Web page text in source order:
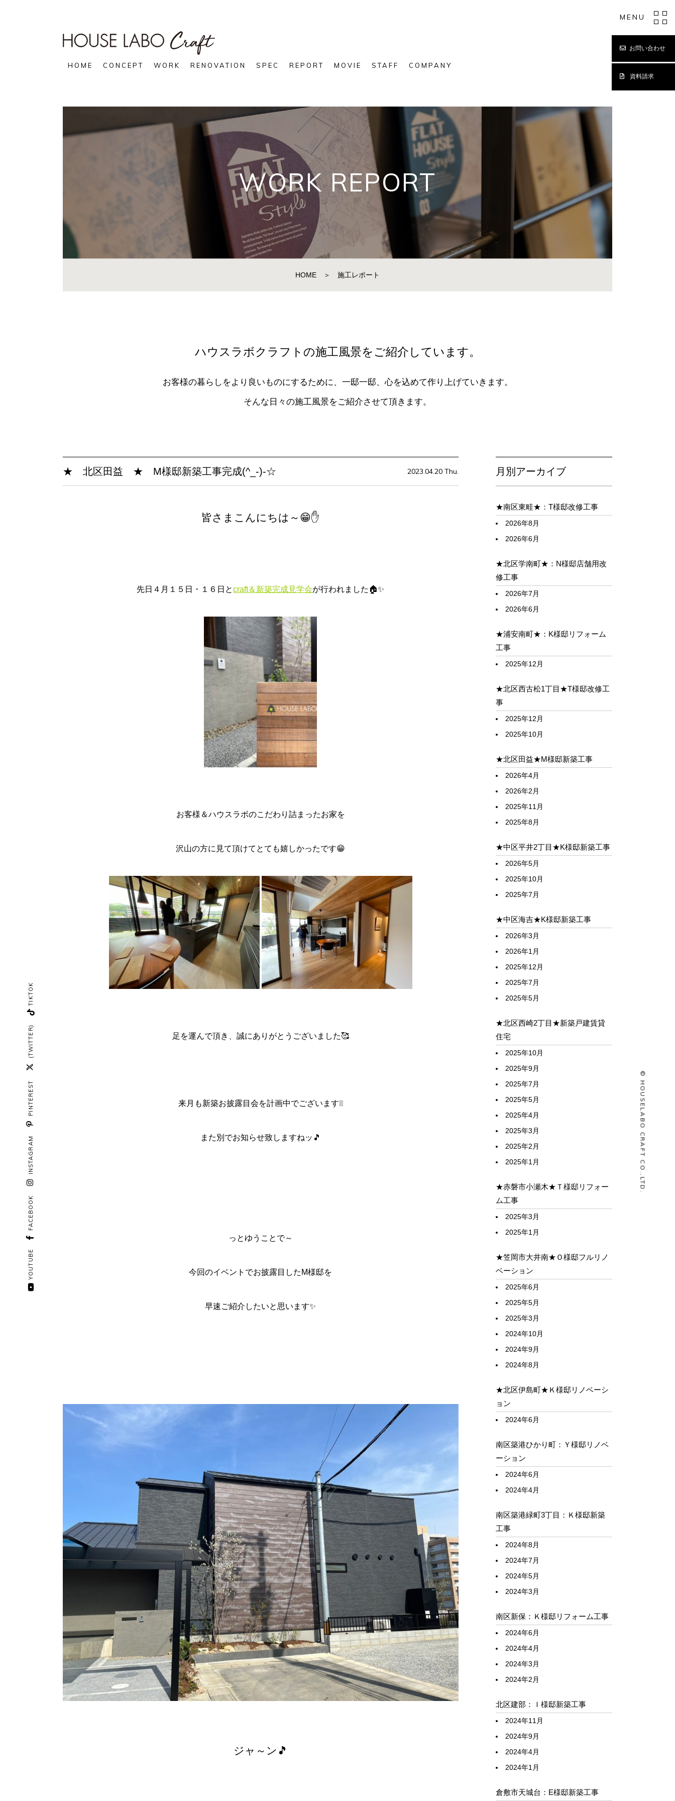
HOME CONCEPT WORK RENOVATION SPEC REPORT MOVIE STAFF COMPANY
MENU
お問い合わせ
資料請求
WORK REPORT
HOME ＞ 施工レポート
ハウスラボクラフトの施工風景をご紹介しています。
お客様の暮らしをより良いものにするために、一邸一邸、心を込めて作り上げていきます。
そんな日々の施工風景をご紹介させて頂きます。
★ 北区田益 ★ M様邸新築工事完成(^_-)-☆ 2023.04.20 Thu.
皆さまこんにちは～😁✋
先日４月１５日・１６日とcraft＆新築完成見学会が行われました 🏠✨
お客様＆ハウスラボのこだわり詰まったお家を
沢山の方に見て頂けてとても嬉しかったです😁
足を運んで頂き、誠にありがとうございました🥰
来月も新築お披露目会を計画中でございます❕❕
また別でお知らせ致しますねッ 🎵
っとゆうことで～
今回のイベントでお披露目した M様邸を
早速ご紹介したいと思います✨
ジャ～ン🎵
月別アーカイブ
★南区東畦★：T様邸改修工事
2026年8月
2026年6月
★北区学南町★：N様邸店舗用改
修工事
2026年7月
2026年6月
★浦安南町★：K様邸リフォーム
工事
2025年12月
★北区西古松1丁目★T様邸改修工
事
2025年12月
2025年10月
★北区田益★M様邸新築工事
2026年4月
2026年2月
2025年11月
2025年8月
★中区平井2丁目★K様邸新築工事
2026年5月
2025年10月
2025年7月
★中区海吉★K様邸新築工事
2026年3月
2026年1月
2025年12月
2025年7月
2025年5月
★北区西崎2丁目★新築戸建賃貸
住宅
2025年10月
2025年9月
2025年7月
2025年5月
2025年4月
2025年3月
2025年2月
2025年1月
★赤磐市小瀬木★Ｔ様邸リフォー
ム工事
2025年3月
2025年1月
★笠岡市大井南★Ｏ様邸フルリノ
ベーション
2025年6月
2025年5月
2025年3月
2024年10月
2024年9月
2024年8月
★北区伊島町★Ｋ様邸リノベーシ
ョン
2024年6月
南区築港ひかり町：Ｙ様邸リノベ
ーション
2024年6月
2024年4月
南区築港緑町3丁目：Ｋ様邸新築
工事
2024年8月
2024年7月
2024年5月
2024年3月
南区新保：Ｋ様邸リフォーム工事
2024年6月
2024年4月
2024年3月
2024年2月
北区建部：Ｉ様邸新築工事
2024年11月
2024年9月
2024年4月
2024年1月
倉敷市天城台：E様邸新築工事
YOUTUBE
FACEBOOK
INSTAGRAM
PINTEREST
(TWITTER)
TIKTOK
© HOUSELABO CRAFT CO.,LTD.